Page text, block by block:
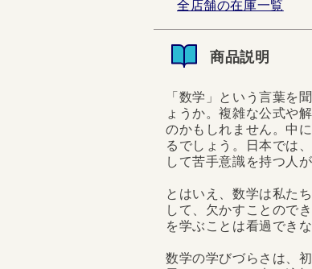
全店舗の在庫一覧
商品説明
「数学」という言葉を
ょうか。複雑な公式や
のかもしれません。中
るでしょう。日本では
して苦手意識を持つ人
とはいえ、数学は私た
して、欠かすことので
を学ぶことは看過でき
数学の学びづらさは、